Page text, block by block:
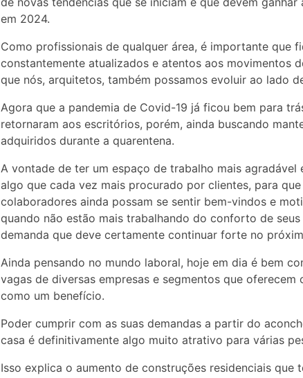
em 2024.
Como profissionais de qualquer área, é importante que
constantemente atualizados e atentos aos movimentos
que nós, arquitetos, também possamos evoluir ao lado
Agora que a pandemia de Covid-19 já ficou bem para
retornaram aos escritórios, porém, ainda buscando
adquiridos durante a quarentena.
A vontade de ter um espaço de trabalho mais agradável
algo que cada vez mais procurado por clientes, para que
colaboradores ainda possam se sentir bem-vindos e
quando não estão mais trabalhando do conforto de seus
demanda que deve certamente continuar forte no
Ainda pensando no mundo laboral, hoje em dia é bem
vagas de diversas empresas e segmentos que oferecem
como um benefício.
Poder cumprir com as suas demandas a partir do
casa é definitivamente algo muito atrativo para várias
Isso explica o aumento de construções residenciais que